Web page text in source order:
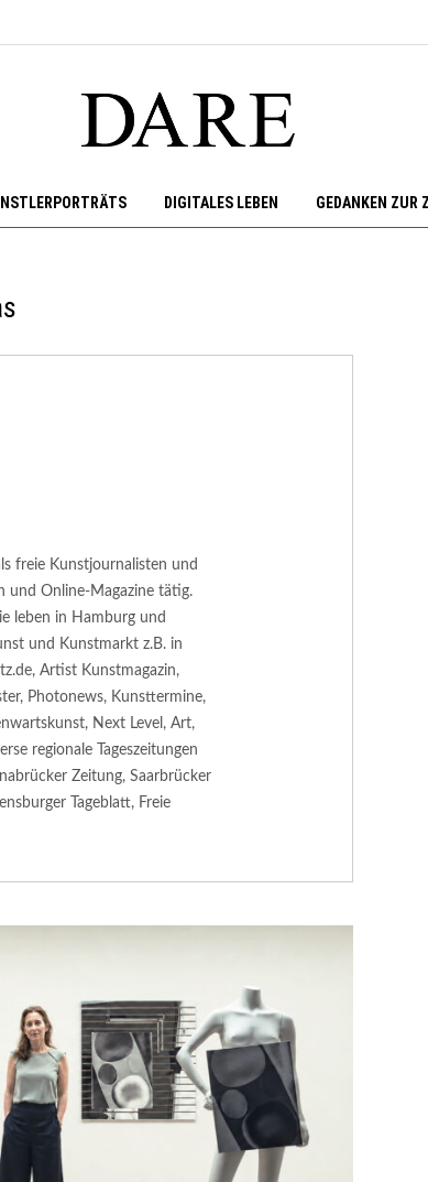
DIGITALES LEBEN GEDANKEN ZUR
freie Kunstjournalisten und
und Online-Magazine tätig.
leben in Hamburg und
und Kunstmarkt z.B. in
Artist Kunstmagazin,
Photonews, Kunsttermine,
Next Level, Art,
regionale Tageszeitungen
Zeitung, Saarbrücker
Tageblatt, Freie